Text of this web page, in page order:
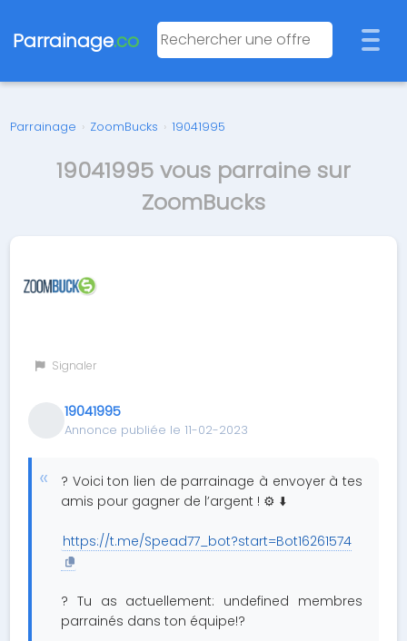
Parrainage.co
Parrainage › ZoomBucks › 19041995
19041995 vous parraine sur
ZoomBucks
Signaler
19041995
Annonce publiée le 11-02-2023
? Voici ton lien de parrainage à envoyer à tes
amis pour gagner de l’argent ! ⚙️ ⬇️
https://t.me/Spead77_bot?start=Bot16261574
? Tu as actuellement: undefined membres
parrainés dans ton équipe!?